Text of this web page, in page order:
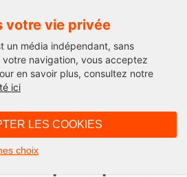
votre vie privée
un média indépendant, sans
navigation, vous acceptez
en savoir plus, consultez notre
ici
LES COOKIES
choixà Biarritz l’an